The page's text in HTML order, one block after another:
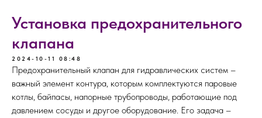
Установка предохранительного
клапана
2024-10-11 08:48
Предохранительный клапан для гидравлических систем –
важный элемент контура, которым комплектуются паровые
котлы, байпасы, напорные трубопроводы, работающие под
давлением сосуды и другое оборудование. Его задача –